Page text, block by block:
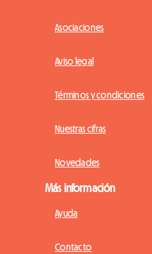
Asociaciones
Aviso legal
Términos y condiciones
Nuestras cifras
Novedades
Más información
Ayuda
Contacto